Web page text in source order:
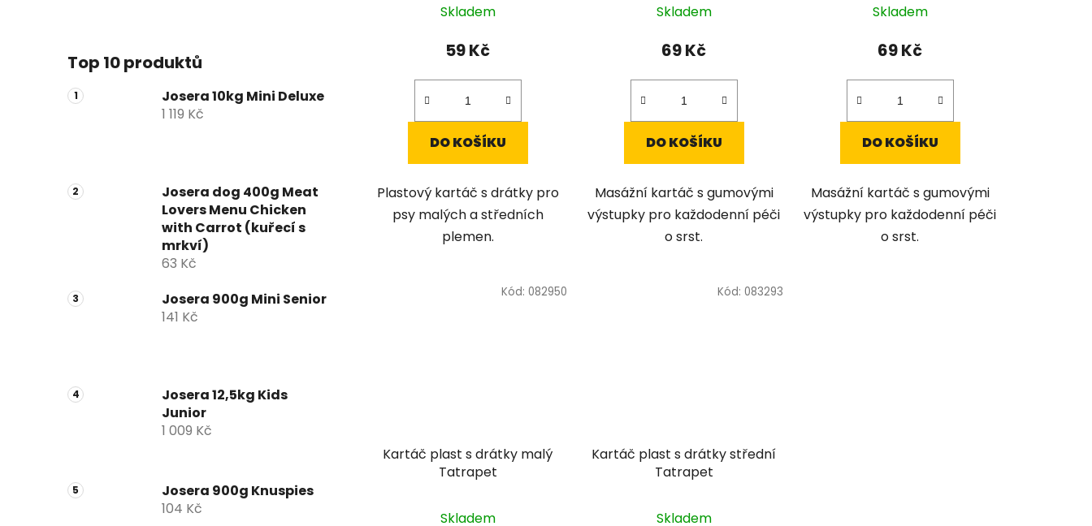
Top 10 produktů
Josera 10kg Mini Deluxe
1 119 Kč
Josera dog 400g Meat
Lovers Menu Chicken
with Carrot (kuřecí s
mrkví)
63 Kč
Josera 900g Mini Senior
141 Kč
Josera 12,5kg Kids
Junior
1 009 Kč
Josera 900g Knuspies
104 Kč
Skladem
59 Kč
DO KOŠÍKU
Plastový kartáč s drátky pro
psy malých a středních
plemen.
Skladem
69 Kč
DO KOŠÍKU
Masážní kartáč s gumovými
výstupky pro každodenní péči
o srst.
Skladem
69 Kč
DO KOŠÍKU
Masážní kartáč s gumovými
výstupky pro každodenní péči
o srst.
Kartáč plast s drátky malý
Tatrapet
Skladem
Kód: 082950
Kartáč plast s drátky střední
Tatrapet
Skladem
Kód: 083293